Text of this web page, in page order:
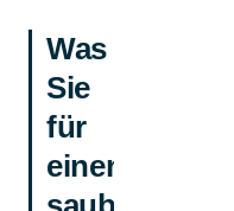
Was
Sie
für
einen